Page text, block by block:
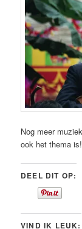
Nog meer
ook het thema is!
DEEL DIT OP:
VIND IK LEUK: